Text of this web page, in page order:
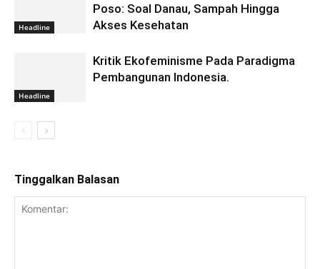
Headline
Poso: Soal Danau, Sampah Hingga
Akses Kesehatan
Headline
Kritik Ekofeminisme Pada Paradigma
Pembangunan Indonesia.
Tinggalkan Balasan